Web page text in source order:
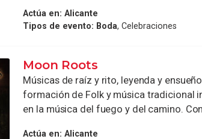
Actúa en: Alicante
Tipos de evento: Boda, Celebraciones
Moon Roots
Músicas de raíz y rito, leyenda y
formación de Folk y música tradicional
en la música del fuego y del camino.
Actúa en: Alicante